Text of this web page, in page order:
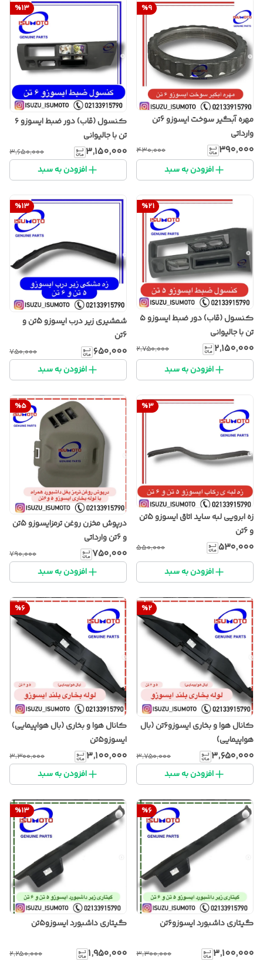
%9
مهره آبگیر سوخت ایسوزو 6تن
وارداتی
۳۹۰٬۰۰۰ ۴۳۰٬۰۰۰
افزودن به سبد
%13
کنسول (قاب) دور ضبط ایسوزو ۶
تن با جالیوانی
۳٬۱۵۰٬۰۰۰ ۳٬۶۵۰٬۰۰۰
افزودن به سبد
%21
کنسول (قاب) دور ضبط ایسوزو ۵
تن با جالیوانی
۲٬۱۵۰٬۰۰۰ ۲٬۷۵۰٬۰۰۰
افزودن به سبد
%13
شمشیری زیر درب ایسوزو 5تن و
6تن
۶۵۰٬۰۰۰ ۷۵۰٬۰۰۰
افزودن به سبد
%3
زه ابرویی لبه ساید اتاق ایسوزو 5تن
و 6تن
۵۳۰٬۰۰۰ ۵۵۰٬۰۰۰
افزودن به سبد
%5
درپوش مخزن روغن ترمزایسوزو 5تن
و 6تن وارداتی
۷۵۰٬۰۰۰ ۷۹۰٬۰۰۰
افزودن به سبد
%2
کانال هوا و بخاری ایسوزو۶تن (بال
هواپیمایی)
۳٬۶۵۰٬۰۰۰ ۳٬۷۵۰٬۰۰۰
افزودن به سبد
%6
کانال هوا و بخاری (بال هواپیمایی)
ایسوزو۵تن
۳٬۱۰۰٬۰۰۰ ۳٬۳۰۰٬۰۰۰
افزودن به سبد
%6
گیتاری داشبورد ایسوزو۶تن
۳٬۱۰۰٬۰۰۰ ۳٬۳۰۰٬۰۰۰
%13
گیتاری داشبورد ایسوزو۵تن
۱٬۹۵۰٬۰۰۰ ۲٬۲۵۰٬۰۰۰